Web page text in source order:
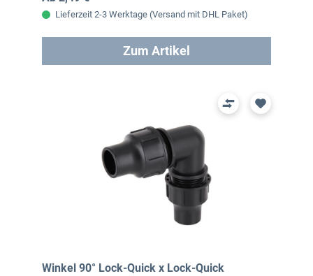
Lieferzeit 2-3 Werktage (Versand mit DHL Paket)
Zum Artikel
Winkel 90° Lock-Quick x Lock-Quick